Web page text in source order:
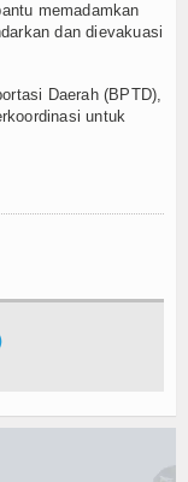
memadamkan
dan dievakuasi
Daerah (BPTD),
untuk
di Merak.